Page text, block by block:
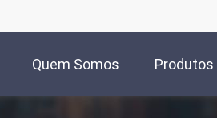
Quem Somos Produtos